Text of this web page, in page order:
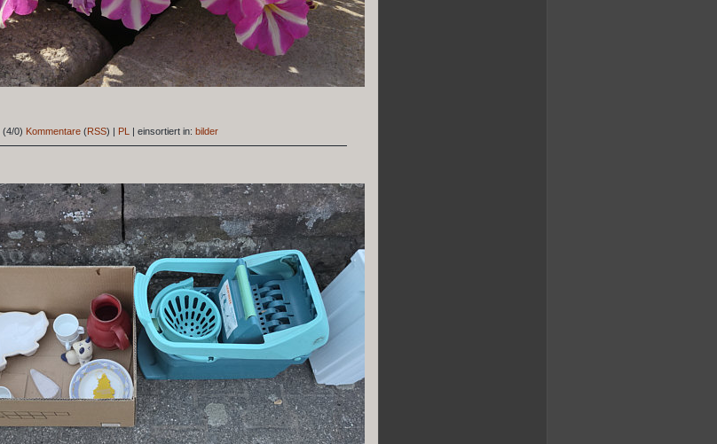
(4/0) Kommentare (RSS) | PL | einsortiert in: bilder